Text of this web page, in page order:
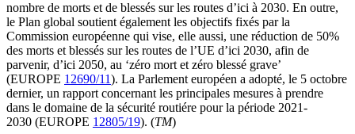
nombre de morts et de blessés sur les routes d’ici à 2030. En outre,
le Plan global soutient également les objectifs fixés par la
Commission européenne qui vise, elle aussi, une réduction de 50%
des morts et blessés sur les routes de l’UE d’ici 2030, afin de
parvenir, d’ici 2050, au ‘zéro mort et zéro blessé grave’
(EUROPE 12690/11). La Parlement européen a adopté, le 5 octobre
dernier, un rapport concernant les principales mesures à prendre
dans le domaine de la sécurité routiére pour la période 2021-
2030 (EUROPE 12805/19). (TM)